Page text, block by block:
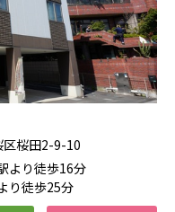
区桜田2-9-10
より徒歩16分
り徒歩25分